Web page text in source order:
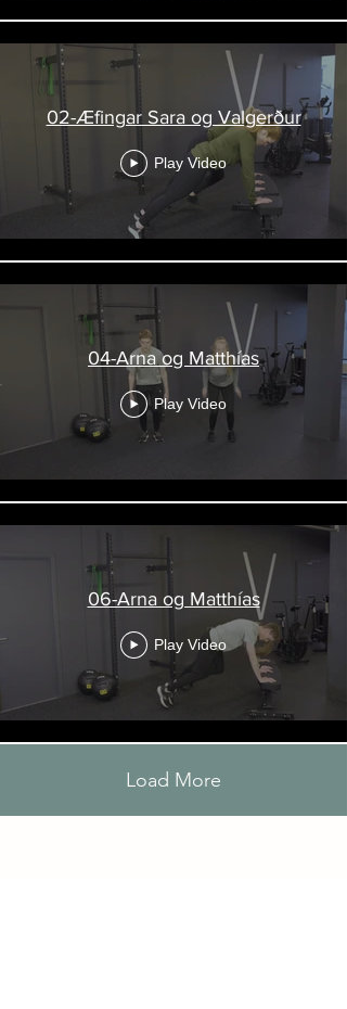
02-Æfingar Sara og Valgerður
Play Video
04-Arna og Matthías
Play Video
06-Arna og Matthías
Play Video
Load More